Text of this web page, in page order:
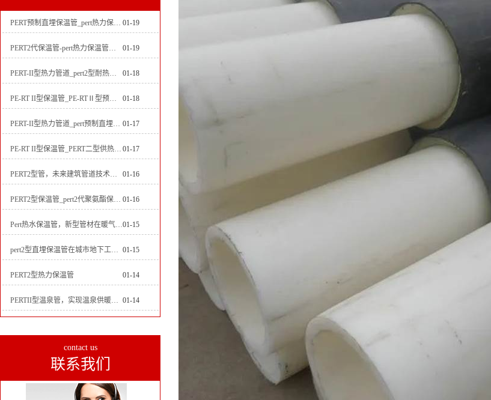
PERT预制直埋保温管_pert热力保温管生产厂家 01-19
PERT2代保温管-pert热力保温管生产厂家 01-19
PERT-II型热力管道_pert2型耐热聚乙烯管_埋地pert二代保温管生产厂家 01-18
PE-RT II型保温管_PE-RTⅡ型预制直埋保温管_pert聚氨酯硬质保温管厂家 01-18
PERT-II型热力管道_pert预制直埋保温管生产厂家 01-17
PE-RT II型保温管_PERT二型供热管道_pert直埋保温管价格 01-17
PERT2型管，未来建筑管道技术的代表 01-16
PERT2型保温管_pert2代聚氨酯保温管道_排水供热pert二代保温管 01-16
Pert热水保温管，新型管材在暖气和热水系统中的应用01-15
pert2型直埋保温管在城市地下工程建设中的应用 01-15
PERT2型热力保温管 01-14
PERTII型温泉管，实现温泉供暖设备革新 01-14
contact us
联系我们